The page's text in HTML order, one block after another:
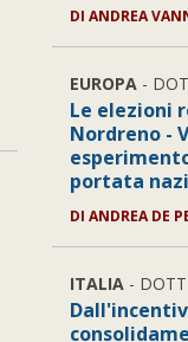
DI ANDREA
EUROPA -
Le elezioni
Nordreno -
portata
DI ANDREA DE
ITALIA -